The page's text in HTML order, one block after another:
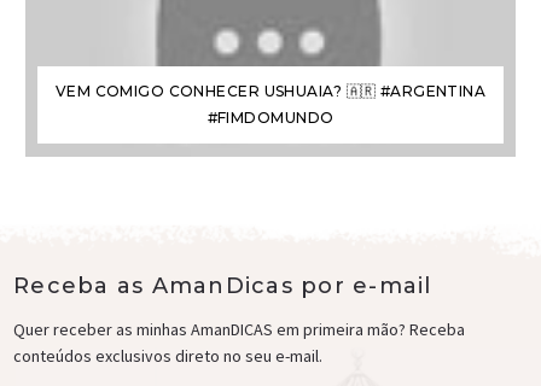
VEM COMIGO CONHECER USHUAIA? 🇦🇷 #ARGENTINA
#FIMDOMUNDO
Receba as AmanDicas por e-mail
Quer receber as minhas AmanDICAS em primeira mão? Receba
conteúdos exclusivos direto no seu e-mail.